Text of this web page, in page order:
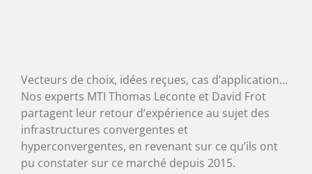
Vecteurs de choix, idées reçues, cas d’application…
Nos experts MTI Thomas Leconte et David Frot
partagent leur retour d’expérience au sujet des
infrastructures convergentes et
hyperconvergentes, en revenant sur ce qu’ils ont
pu constater sur ce marché depuis 2015.